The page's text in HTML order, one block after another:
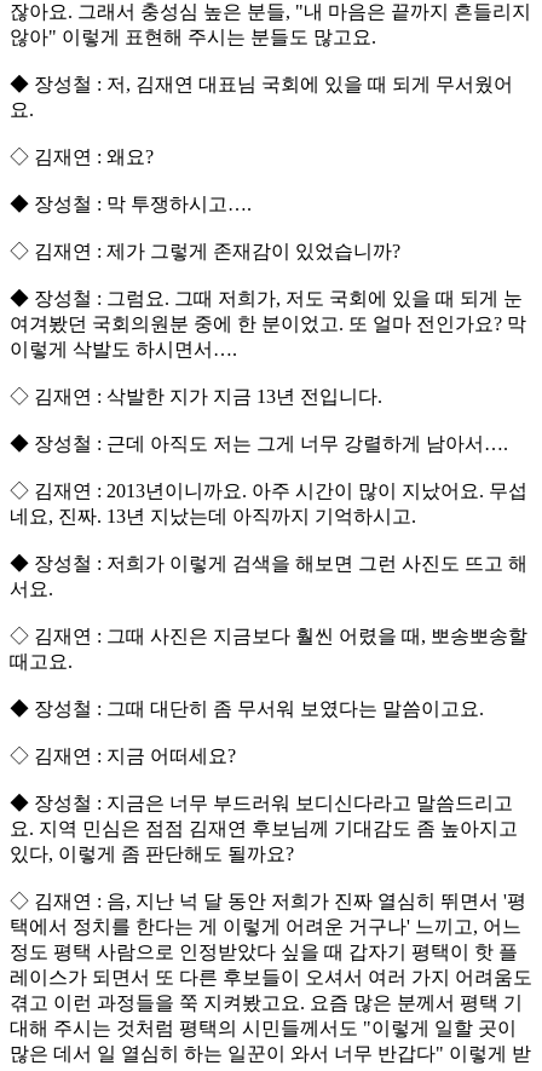
잖아요. 그래서 충성심 높은 분들, "내 마음은 끝까지 흔들리지
않아" 이렇게 표현해 주시는 분들도 많고요.
◆ 장성철 : 저, 김재연 대표님 국회에 있을 때 되게 무서웠어
요.
◇ 김재연 : 왜요?
◆ 장성철 : 막 투쟁하시고….
◇ 김재연 : 제가 그렇게 존재감이 있었습니까?
◆ 장성철 : 그럼요. 그때 저희가, 저도 국회에 있을 때 되게 눈
여겨봤던 국회의원분 중에 한 분이었고. 또 얼마 전인가요? 막
이렇게 삭발도 하시면서….
◇ 김재연 : 삭발한 지가 지금 13년 전입니다.
◆ 장성철 : 근데 아직도 저는 그게 너무 강렬하게 남아서….
◇ 김재연 : 2013년이니까요. 아주 시간이 많이 지났어요. 무섭
네요, 진짜. 13년 지났는데 아직까지 기억하시고.
◆ 장성철 : 저희가 이렇게 검색을 해보면 그런 사진도 뜨고 해
서요.
◇ 김재연 : 그때 사진은 지금보다 훨씬 어렸을 때, 뽀송뽀송할
때고요.
◆ 장성철 : 그때 대단히 좀 무서워 보였다는 말씀이고요.
◇ 김재연 : 지금 어떠세요?
◆ 장성철 : 지금은 너무 부드러워 보디신다라고 말씀드리고
요. 지역 민심은 점점 김재연 후보님께 기대감도 좀 높아지고
있다, 이렇게 좀 판단해도 될까요?
◇ 김재연 : 음, 지난 넉 달 동안 저희가 진짜 열심히 뛰면서 '평
택에서 정치를 한다는 게 이렇게 어려운 거구나' 느끼고, 어느
정도 평택 사람으로 인정받았다 싶을 때 갑자기 평택이 핫 플
레이스가 되면서 또 다른 후보들이 오셔서 여러 가지 어려움도
겪고 이런 과정들을 쭉 지켜봤고요. 요즘 많은 분께서 평택 기
대해 주시는 것처럼 평택의 시민들께서도 "이렇게 일할 곳이
많은 데서 일 열심히 하는 일꾼이 와서 너무 반갑다" 이렇게 받